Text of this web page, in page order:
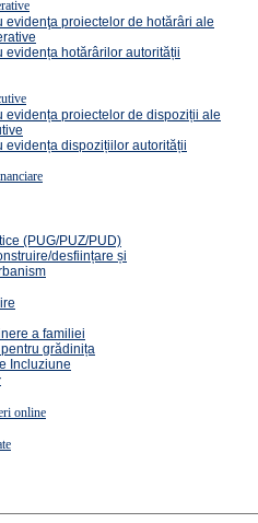
evidenţa proiectelor de hotărâri ale
evidența hotărârilor autorității
evidența proiectelor de dispoziții ale
evidența dispozițiilor autorității
(PUG/PUZ/PUD)
desființare și
a familiei
grădinița
Incluziune
online